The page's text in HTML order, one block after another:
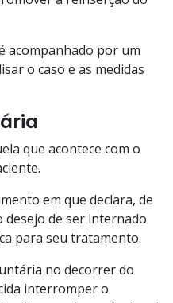
acompanhado por um
o caso e as medidas
que acontece com o
em que declara, de
desejo de ser internado
para seu tratamento.
no decorrer do
interromper o